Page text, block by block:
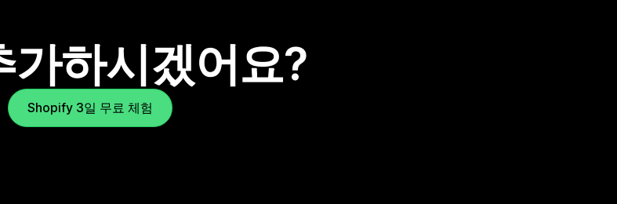
가하시겠어요?
Shopify 3일 무료 체험